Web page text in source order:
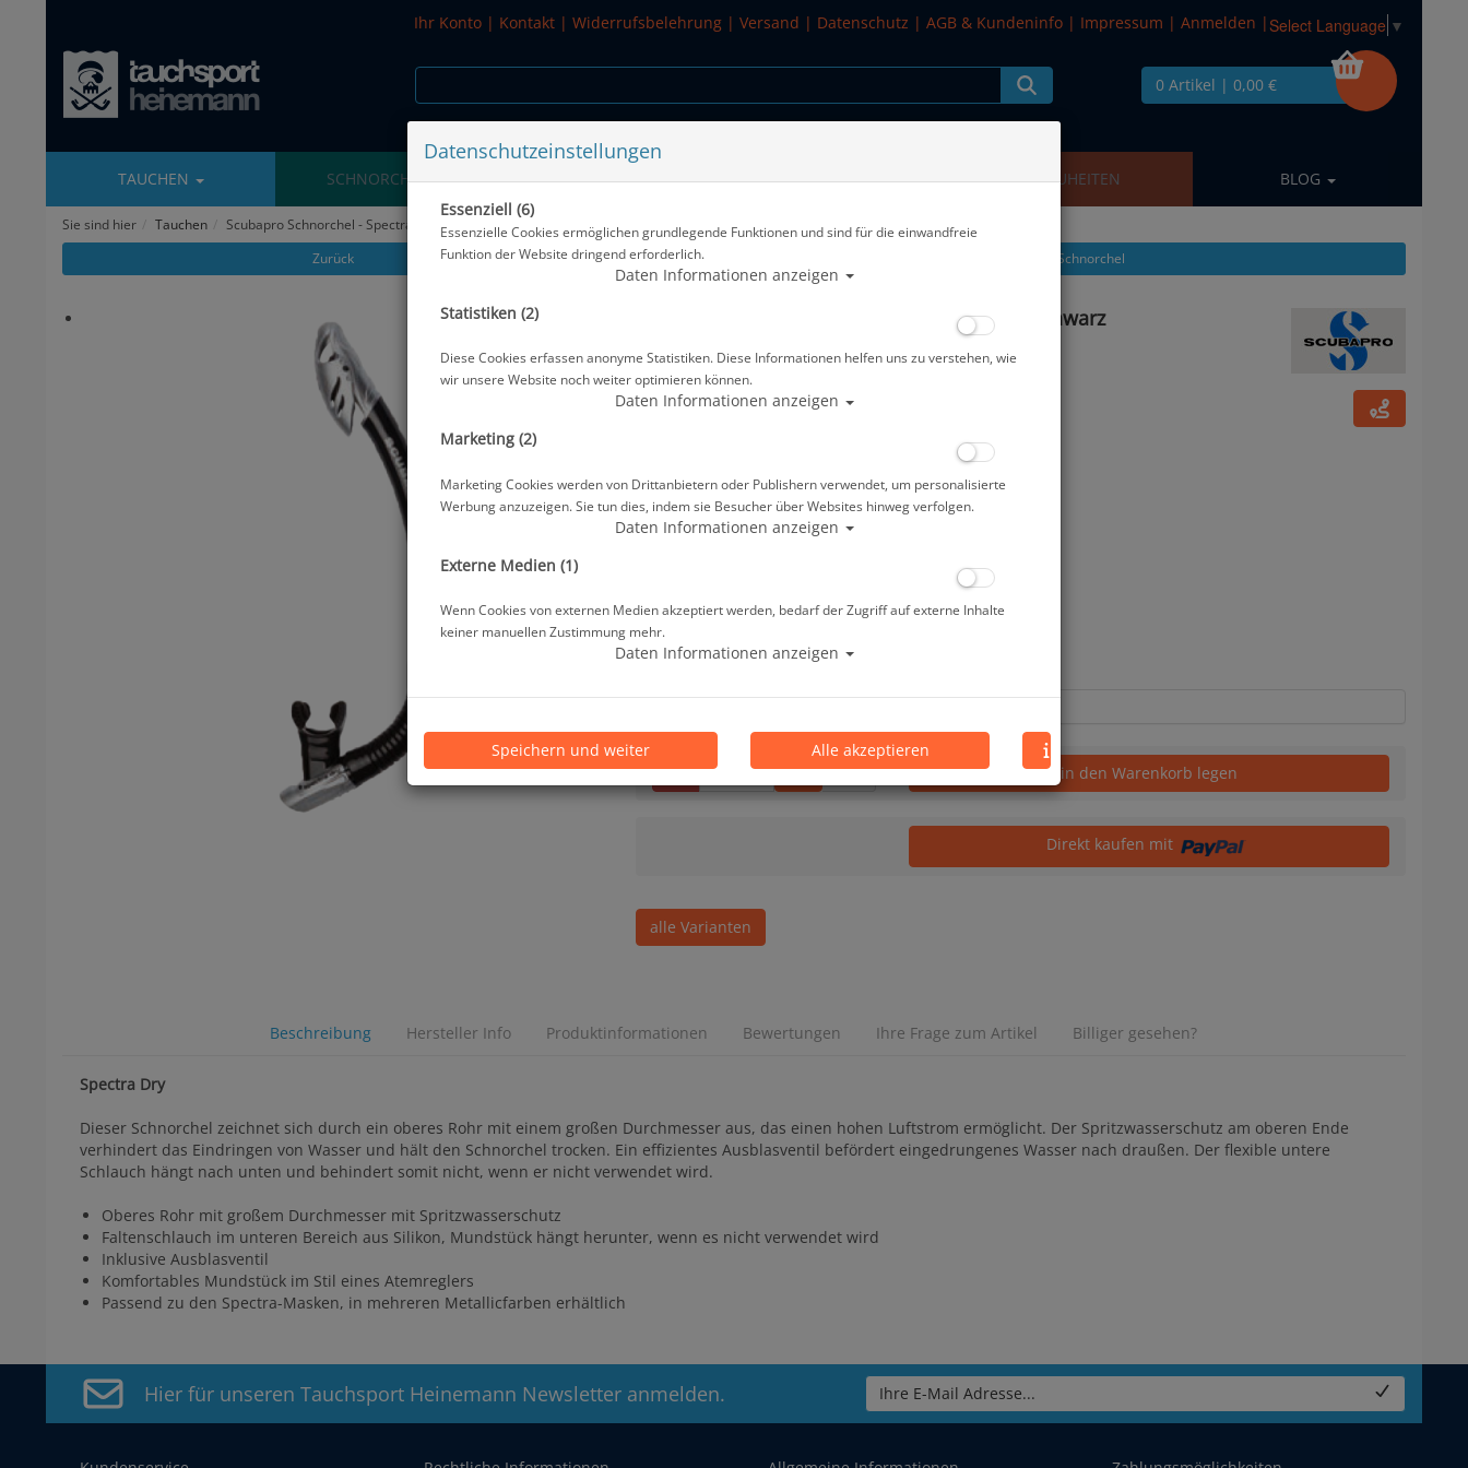
Ihr Konto | Kontakt | Widerrufsbelehrung | Versand | Datenschutz | AGB & Kundeninfo | Impressum | Anmelden | Select Language ▼
0 Artikel | 0,00 €
TAUCHEN SCHNORCHELN WASSERSPORT SALE NEUHEITEN BLOG
Sie sind hier Tauchen
Scubapro Schnorchel - Spectra Dry - Silber Schwarz
Zurück
Alle Artikel zeigen aus: Schnorchel
Scubapro Schnorchel - Spectra Dry - Silber Schwarz
Artikelnr.: scu-26722130
Herstellerpreis: 59,00 €
Lieferbar in bitte telef. erfragen
Stk. in den Warenkorb legen
Direkt kaufen mit
alle Varianten
Beschreibung Hersteller Info Produktinformationen Bewertungen Ihre Frage zum Artikel Billiger gesehen?
Spectra Dry
Dieser Schnorchel zeichnet sich durch ein oberes Rohr mit einem großen Durchmesser aus, das einen hohen Luftstrom ermöglicht. Der Spritzwasserschutz am oberen Ende
verhindert das Eindringen von Wasser und hält den Schnorchel trocken. Ein effizientes Ausblasventil befördert eingedrungenes Wasser nach draußen. Der flexible untere
Schlauch hängt nach unten und behindert somit nicht, wenn er nicht verwendet wird.
Oberes Rohr mit großem Durchmesser mit Spritzwasserschutz
Faltenschlauch im unteren Bereich aus Silikon, Mundstück hängt herunter, wenn es nicht verwendet wird
Inklusive Ausblasventil
Komfortables Mundstück im Stil eines Atemreglers
Passend zu den Spectra-Masken, in mehreren Metallicfarben erhältlich
Hier für unseren Tauchsport Heinemann Newsletter anmelden. Ihre E-Mail Adresse...
Datenschutzeinstellungen
Essenziell (6)
Essenzielle Cookies ermöglichen grundlegende Funktionen und sind für die einwandfreie
Funktion der Website dringend erforderlich.
Daten Informationen anzeigen
Statistiken (2)
Diese Cookies erfassen anonyme Statistiken. Diese Informationen helfen uns zu verstehen, wie
wir unsere Website noch weiter optimieren können.
Daten Informationen anzeigen
Marketing (2)
Marketing Cookies werden von Drittanbietern oder Publishern verwendet, um personalisierte
Werbung anzuzeigen. Sie tun dies, indem sie Besucher über Websites hinweg verfolgen.
Daten Informationen anzeigen
Externe Medien (1)
Wenn Cookies von externen Medien akzeptiert werden, bedarf der Zugriff auf externe Inhalte
keiner manuellen Zustimmung mehr.
Daten Informationen anzeigen
Speichern und weiter Alle akzeptieren